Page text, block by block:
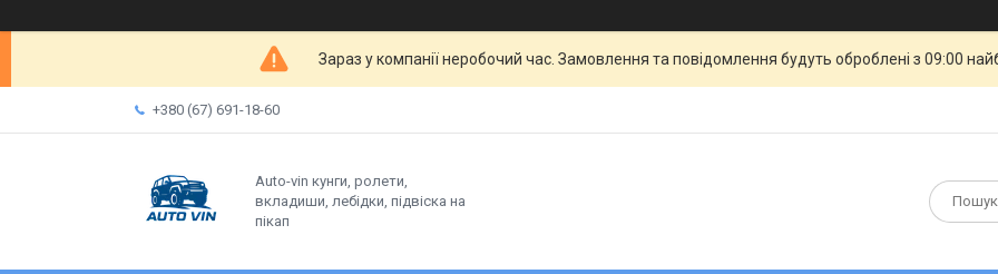
Зараз у компанії неробочий час. Замовлення та повідомлення будуть оброблені з 09:00
+380 (67) 691-18-60
Auto-vin кунги, ролети,
вкладиши, лебідки, підвіска на
пікап